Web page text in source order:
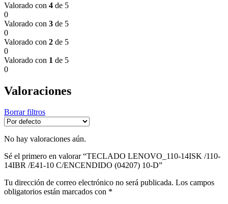
Valorado con 4 de 5
0
Valorado con 3 de 5
0
Valorado con 2 de 5
0
Valorado con 1 de 5
0
Valoraciones
Borrar filtros
No hay valoraciones aún.
Sé el primero en valorar “TECLADO LENOVO_110-14ISK /110-
14IBR /E41-10 C/ENCENDIDO (04207) 10-D”
Tu dirección de correo electrónico no será publicada. Los campos
obligatorios están marcados con *